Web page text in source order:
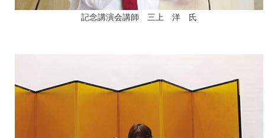
記念講演会講師 三上 洋 氏